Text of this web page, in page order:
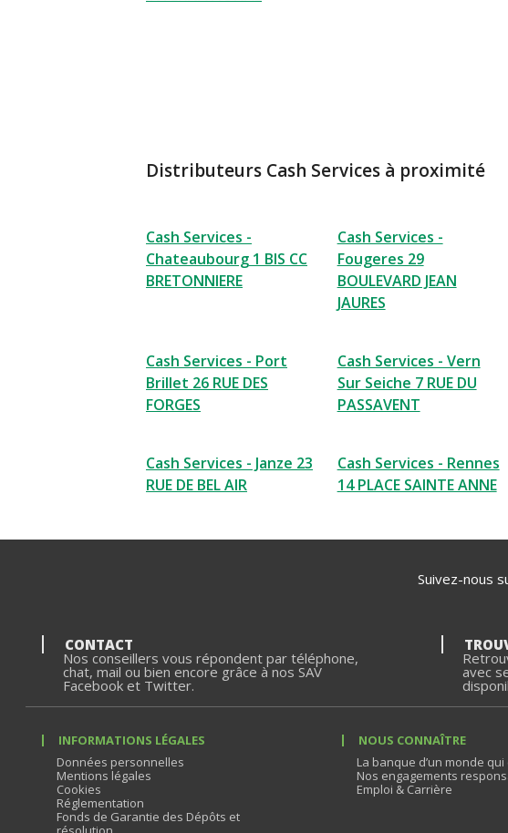
Distributeurs Cash Services à proximité
Cash Services -
Chateaubourg 1 BIS CC
BRETONNIERE
Cash Services -
Fougeres 29
BOULEVARD JEAN
JAURES
Cash Services - Port
Brillet 26 RUE DES
FORGES
Cash Services - Vern
Sur Seiche 7 RUE DU
PASSAVENT
Cash Services - Janze 23
RUE DE BEL AIR
Cash Services - Rennes
14 PLACE SAINTE ANNE
Suivez-nous
CONTACT
Nos conseillers vous répondent par téléphone,
chat, mail ou bien encore grâce à nos SAV
Facebook et Twitter.
avec
INFORMATIONS LÉGALES
Données personnelles
Mentions légales
Cookies
Réglementation
Fonds de Garantie des Dépôts et
NOUS CONNAÎTRE
La banque d’un monde qui
Nos engagements
Emploi & Carrière